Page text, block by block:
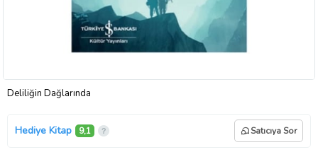
Deliliğin Dağlarında
Hediye Kitap 9,1 Satıcıya Sor